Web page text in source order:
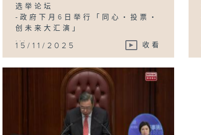
选举论坛
-政府下月6日举行「同心・投票・
创未来大汇演」
...
15/11/2025 收看